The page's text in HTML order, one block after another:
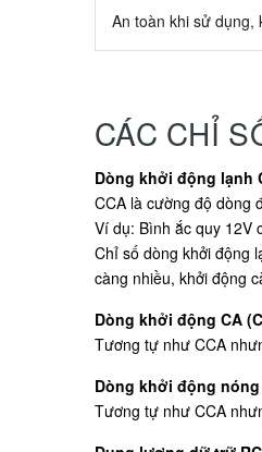
An toàn khi sử dụng,
CÁC CHỈ
Dòng khởi động lạnh
CCA là cường độ dòng
Ví dụ: Bình ắc quy 12V
Chỉ số dòng khởi động
càng nhiều, khởi động
Dòng khởi động CA
Tương tự như CCA
Dòng khởi động
Tương tự như CCA